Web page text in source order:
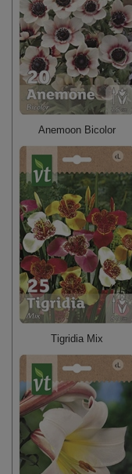
Anemoon Bicolor
Tigridia Mix